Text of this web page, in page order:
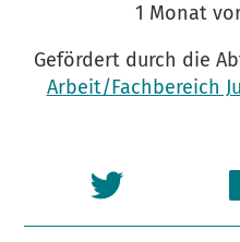
1 Monat
Gefördert durch die
Arbeit/Fachbereich